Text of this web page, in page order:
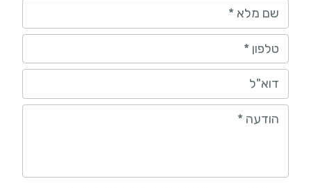
שם מלא *
טלפון *
דוא"ל
הודעה *